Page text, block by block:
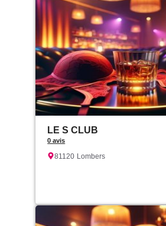
LE S CLUB
0 avis
81120 Lombers